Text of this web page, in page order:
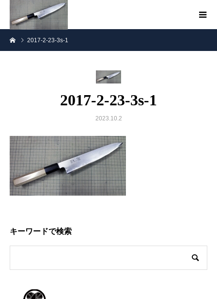
2017-2-23-3s-1
2017-2-23-3s-1
2023.10.2
キーワードで検索